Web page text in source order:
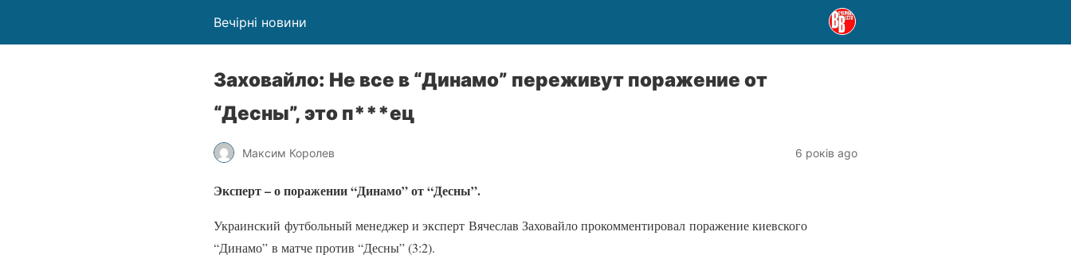
Вечірні новини
Заховайло: Не все в “Динамо” переживут поражение от
“Десны”, это п***ец
Максим Королев 6 років ago
Эксперт – о поражении “Динамо” от “Десны”.
Украинский футбольный менеджер и эксперт Вячеслав Заховайло прокомментировал поражение киевского
“Динамо” в матче против “Десны” (3:2).